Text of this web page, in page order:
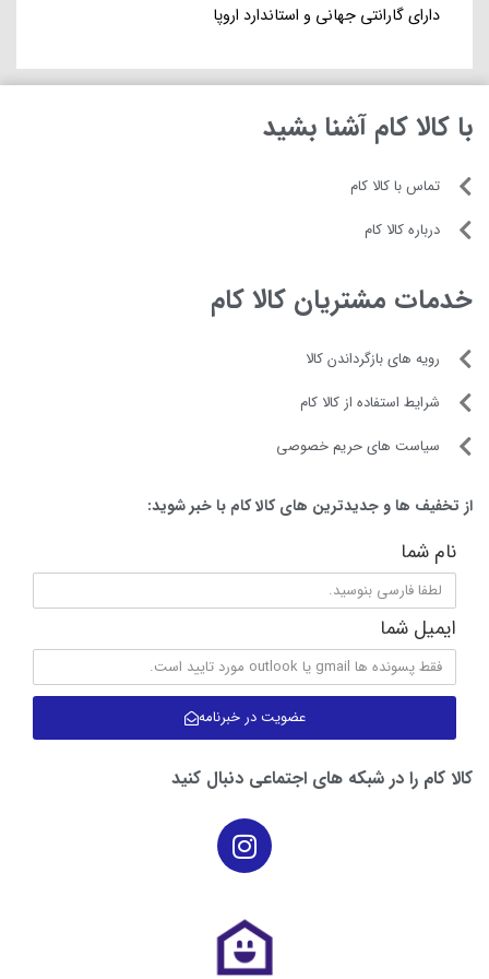
دارای گارانتی جهانی و استاندارد اروپا
با کالا کام آشنا بشید
تماس با کالا کام
درباره کالا کام
خدمات مشتریان کالا کام
رویه های بازگرداندن کالا
شرایط استفاده از کالا کام
سیاست های حریم خصوصی
از تخفیف ها و جدیدترین های کالا کام با خبر شوید:
نام شما
ایمیل شما
عضویت در خبرنامه
کالا کام را در شبکه های اجتماعی دنبال کنید